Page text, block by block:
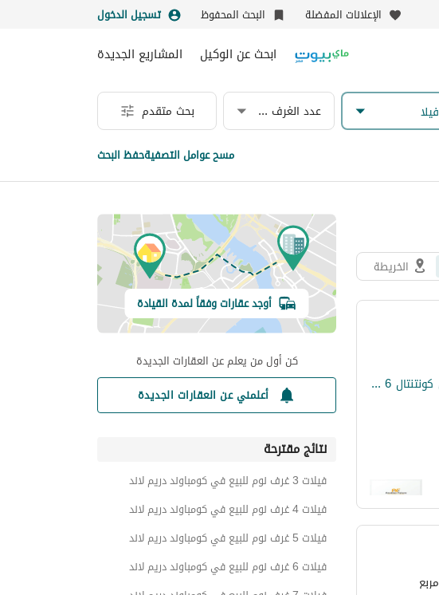
الإعلانات المفضلة البحث المحفوظ تسجيل الدخول
ابحث عن الوكيل المشاريع الجديدة
فیلا عدد الغرف & الحمامات بحث متقدم
مسح عوامل التصفيةحفظ البحث
الخريطة
فيلا للبيع مميزة في كمبوند دريم لاند بجوار فندق كونتنتال 6 اكتوبر
أوجد عقارات وفقاً لمدة القيادة
كن أول من يعلم عن العقارات الجديدة
أعلمني عن العقارات الجديدة
نتائج مقترحة
فيلات 3 غرف نوم للبيع في كومباوند دريم لاند
فيلات 4 غرف نوم للبيع في كومباوند دريم لاند
فيلات 5 غرف نوم للبيع في كومباوند دريم لاند
فيلات 6 غرف نوم للبيع في كومباوند دريم لاند